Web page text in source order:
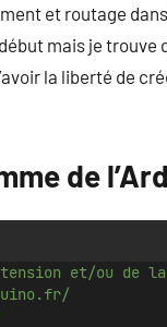
et routage dans
mais je trouve
la liberté de
de
et/ou de